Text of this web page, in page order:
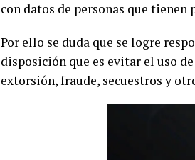
con datos de personas que tienen
Por ello se duda que se logre
disposición que es evitar el uso
extorsión, fraude, secuestros y